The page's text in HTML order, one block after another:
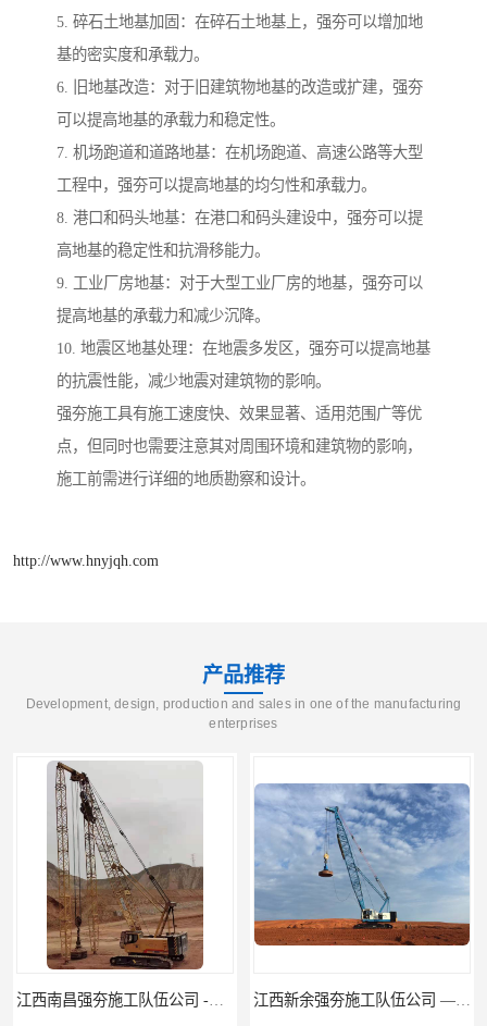
5. 碎石土地基加固：在碎石土地基上，强夯可以增加地
基的密实度和承载力。
6. 旧地基改造：对于旧建筑物地基的改造或扩建，强夯
可以提高地基的承载力和稳定性。
7. 机场跑道和道路地基：在机场跑道、高速公路等大型
工程中，强夯可以提高地基的均匀性和承载力。
8. 港口和码头地基：在港口和码头建设中，强夯可以提
高地基的稳定性和抗滑移能力。
9. 工业厂房地基：对于大型工业厂房的地基，强夯可以
提高地基的承载力和减少沉降。
10. 地震区地基处理：在地震多发区，强夯可以提高地基
的抗震性能，减少地震对建筑物的影响。
强夯施工具有施工速度快、效果显著、适用范围广等优
点，但同时也需要注意其对周围环境和建筑物的影响，
施工前需进行详细的地质勘察和设计。
http://www.hnyjqh.com
产品推荐
Development, design, production and sales in one of the manufacturing
enterprises
湖南强夯施工公司